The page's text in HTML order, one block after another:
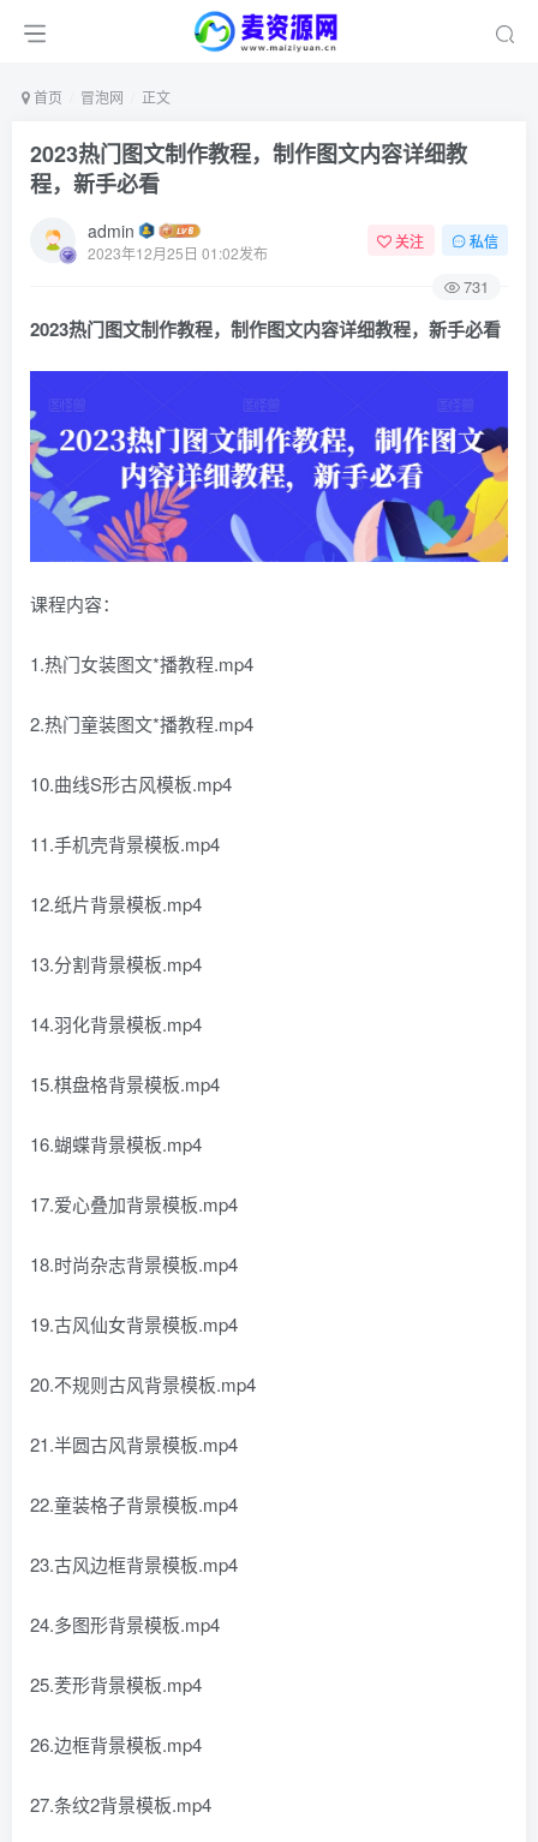
首页 冒泡网 正文
2023热门图文制作教程，制作图文内容详细教
程，新手必看
admin
2023年12月25日 01:02发布
关注 私信
731
2023热门图文制作教程，制作图文内容详细教程，新手必看
课程内容：
1.热门女装图文*播教程.mp4
2.热门童装图文*播教程.mp4
10.曲线S形古风模板.mp4
11.手机壳背景模板.mp4
12.纸片背景模板.mp4
13.分割背景模板.mp4
14.羽化背景模板.mp4
15.棋盘格背景模板.mp4
16.蝴蝶背景模板.mp4
17.爱心叠加背景模板.mp4
18.时尚杂志背景模板.mp4
19.古风仙女背景模板.mp4
20.不规则古风背景模板.mp4
21.半圆古风背景模板.mp4
22.童装格子背景模板.mp4
23.古风边框背景模板.mp4
24.多图形背景模板.mp4
25.羐形背景模板.mp4
26.边框背景模板.mp4
27.条纹2背景模板.mp4